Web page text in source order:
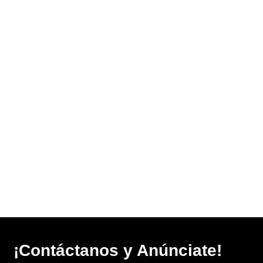
¡Contáctanos y Anúnciate!